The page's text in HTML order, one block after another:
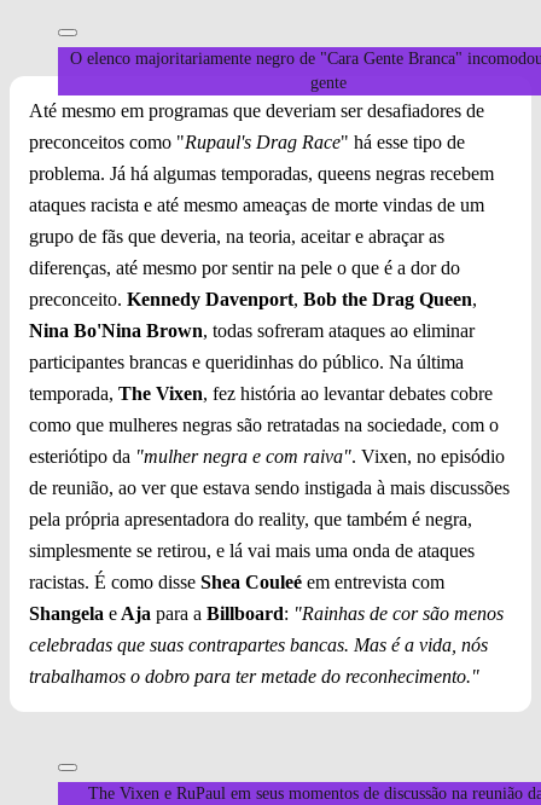
O elenco majoritariamente negro de "Cara Gente Branca"
gente
Até mesmo em programas que deveriam ser desafiadores de
preconceitos como "Rupaul's Drag Race" há esse tipo de
problema. Já há algumas temporadas, queens negras recebem
ataques racista e até mesmo ameaças de morte vindas de um
grupo de fãs que deveria, na teoria, aceitar e abraçar as
diferenças, até mesmo por sentir na pele o que é a dor do
preconceito. Kennedy Davenport, Bob the Drag Queen,
Nina Bo'Nina Brown, todas sofreram ataques ao eliminar
participantes brancas e queridinhas do público. Na última
temporada, The Vixen, fez história ao levantar debates cobre
como que mulheres negras são retratadas na sociedade, com o
esteriótipo da "mulher negra e com raiva". Vixen, no episódio
de reunião, ao ver que estava sendo instigada à mais discussões
pela própria apresentadora do reality, que também é negra,
simplesmente se retirou, e lá vai mais uma onda de ataques
racistas. É como disse Shea Couleé em entrevista com
Shangela e Aja para a Billboard: "Rainhas de cor são menos
celebradas que suas contrapartes bancas. Mas é a vida, nós
trabalhamos o dobro para ter metade do reconhecimento."
The Vixen e RuPaul em seus momentos de discussão na reunião